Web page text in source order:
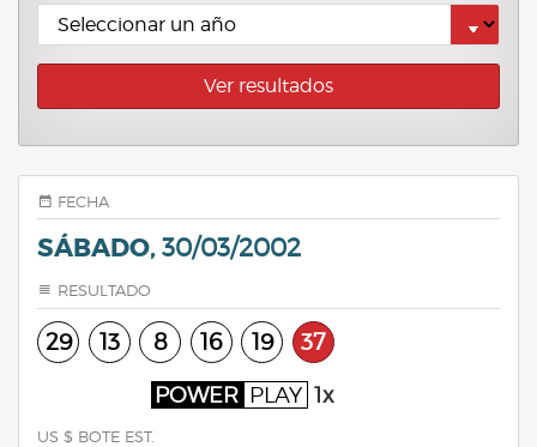
Ver resultados
FECHA
SÁBADO, 30/03/2002
RESULTADO
29 13 8 16 19 37
POWER PLAY 1x
US $ BOTE EST.